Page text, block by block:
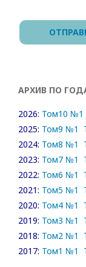
АРХИВ ПО
2026: Том10 №1
2025: Том9 №1
2024: Том8 №1
2023: Том7 №1
2022: Том6 №1
2021: Том5 №1
2020: Том4 №1
2019: Том3 №1
2018: Том2 №1
2017: Том1 №1